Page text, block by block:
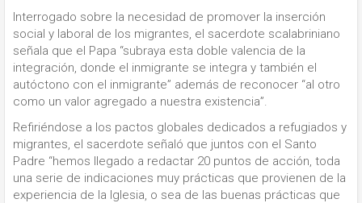
Interrogado sobre la necesidad de promover la inserción
social y laboral de los migrantes, el sacerdote scalabriniano
señala que el Papa “subraya esta doble valencia de la
integración, donde el inmigrante se integra y también el
autóctono con el inmigrante” además de reconocer “al otro
como un valor agregado a nuestra existencia”.
Refiriéndose a los pactos globales dedicados a refugiados y
migrantes, el sacerdote señaló que juntos con el Santo
Padre “hemos llegado a redactar 20 puntos de acción, toda
una serie de indicaciones muy prácticas que provienen de la
experiencia de la Iglesia, o sea de las buenas prácticas que